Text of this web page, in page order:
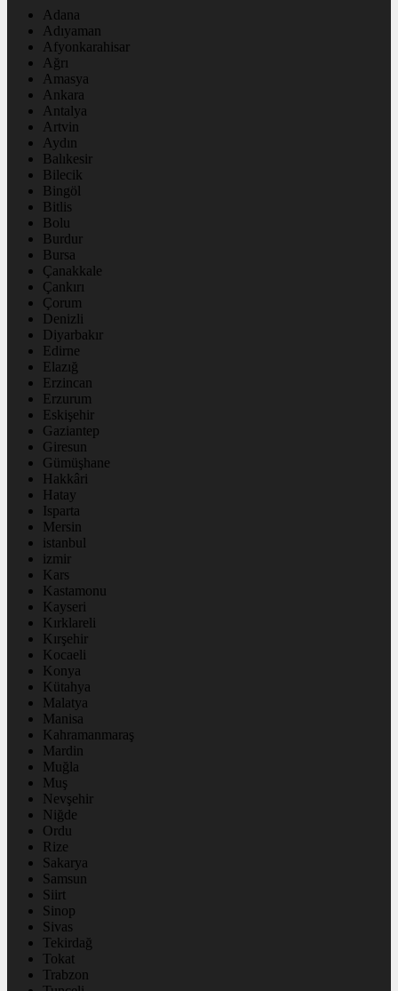
Adana
Adıyaman
Afyonkarahisar
Ağrı
Amasya
Ankara
Antalya
Artvin
Aydın
Balıkesir
Bilecik
Bingöl
Bitlis
Bolu
Burdur
Bursa
Çanakkale
Çankırı
Çorum
Denizli
Diyarbakır
Edirne
Elazığ
Erzincan
Erzurum
Eskişehir
Gaziantep
Giresun
Gümüşhane
Hakkâri
Hatay
Isparta
Mersin
istanbul
izmir
Kars
Kastamonu
Kayseri
Kırklareli
Kırşehir
Kocaeli
Konya
Kütahya
Malatya
Manisa
Kahramanmaraş
Mardin
Muğla
Muş
Nevşehir
Niğde
Ordu
Rize
Sakarya
Samsun
Siirt
Sinop
Sivas
Tekirdağ
Tokat
Trabzon